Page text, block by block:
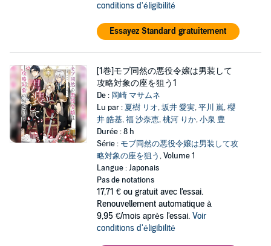
conditions d'éligibilité
Essayez Standard gratuitement
[1巻]モブ同然の悪役令嬢は男装して
攻略対象の座を狙う1
De : 岡崎 マサムネ
Lu par : 夏樹 リオ,坂井 愛実,平川 嵐,櫻
井 皓基,福 沙奈恵,桃河 りか,小泉 豊
Durée : 8 h
Série : モブ同然の悪役令嬢は男装して攻
略対象の座を狙う, Volume 1
Langue : Japonais
Pas de notations
17,71 € ou gratuit avec l'essai.
Renouvellement automatique à
9,95 €/mois après l'essai. Voir
conditions d'éligibilité